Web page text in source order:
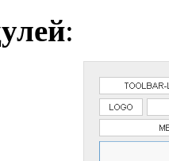
: